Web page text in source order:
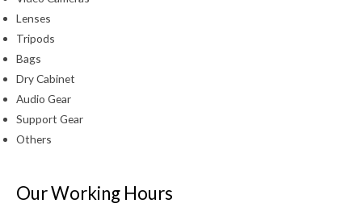
Lenses
Tripods
Bags
Dry Cabinet
Audio Gear
Support Gear
Others
Our Working Hours